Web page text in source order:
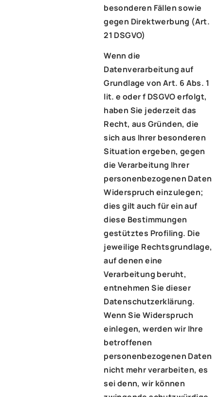
besonderen Fällen sowie
gegen Direktwerbung (Art.
21 DSGVO)
Wenn die
Datenverarbeitung auf
Grundlage von Art. 6 Abs. 1
lit. e oder f DSGVO erfolgt,
haben Sie jederzeit das
Recht, aus Gründen, die
sich aus Ihrer besonderen
Situation ergeben, gegen
die Verarbeitung Ihrer
personenbezogenen Daten
Widerspruch einzulegen;
dies gilt auch für ein auf
diese Bestimmungen
gestütztes Profiling. Die
jeweilige Rechtsgrundlage,
auf denen eine
Verarbeitung beruht,
entnehmen Sie dieser
Datenschutzerklärung.
Wenn Sie Widerspruch
einlegen, werden wir Ihre
betroffenen
personenbezogenen Daten
nicht mehr verarbeiten, es
sei denn, wir können